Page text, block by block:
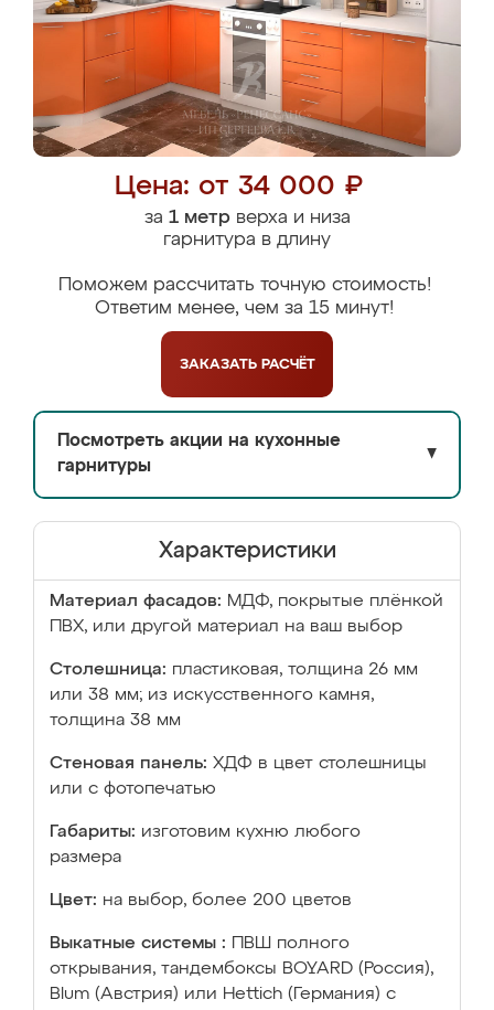
Цена: от 34 000 ₽
за 1 метрверха и низа
гарнитура в длину
Поможем рассчитать точную стоимость!
Ответим менее, чем за 15 минут!
ЗАКАЗАТЬ РАСЧЁТ
Посмотреть акции на кухонные
гарнитуры
▼
Характеристики
Материал фасадов: МДФ, покрытые плёнкой
ПВХ, или другой материал на ваш выбор
Столешница: пластиковая, толщина 26 мм
или 38 мм; из искусственного камня,
толщина 38 мм
Стеновая панель: ХДФ в цвет столешницы
или с фотопечатью
Габариты: изготовим кухню любого
размера
Цвет: на выбор, более 200 цветов
Выкатные системы :
ПВШ полного
открывания, тандембоксы BOYARD (Россия),
Blum (Австрия) или Hettich (Германия) с